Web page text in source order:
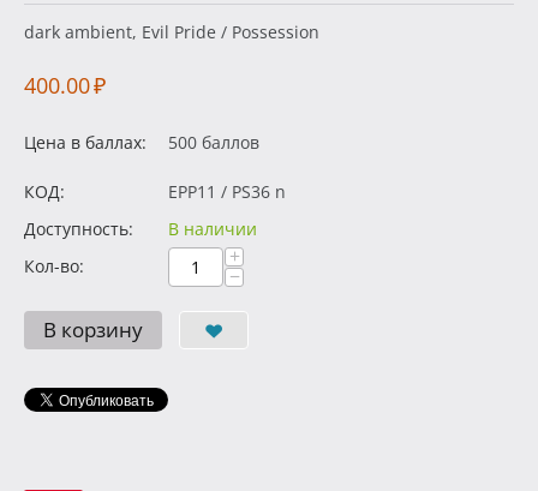
dark ambient, Evil Pride / Possession
400.00₽
Цена в баллах: 500 баллов
КОД:
EPP11 / PS36 n
Доступность:
В наличии
Кол-во:
+
−
В корзину